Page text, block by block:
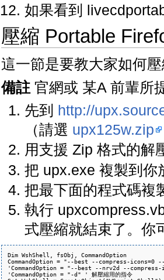
如果看到
壓縮 Portable
這一節是要教大家如何
備註官網或 某A 前輩所
先到 http://
（請選 upx125w.zip
用支援 Zip 格式的解
把 upx.exe 複製到你
把最下面的程式碼複
執行
式壓縮就結束了。你
Dim WshShell, fsObj, CommandOption
CommandOption = "--best --compress-icons=0
'CommandOption = "--best --nrv2d --
'CommandOption = "-d" ' 解壓縮用的指令